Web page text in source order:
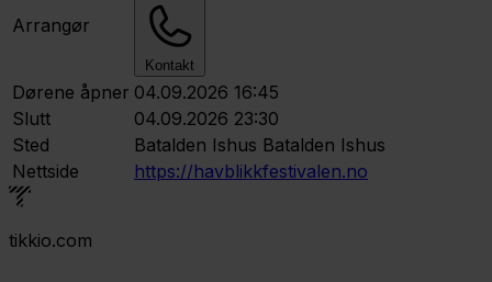
Arrangør
Kontakt
Dørene åpner 04.09.2026 16:45
Slutt
04.09.2026 23:30
Sted
Batalden Ishus Batalden Ishus
Nettside
https://havblikkfestivalen.no
tikkio.com